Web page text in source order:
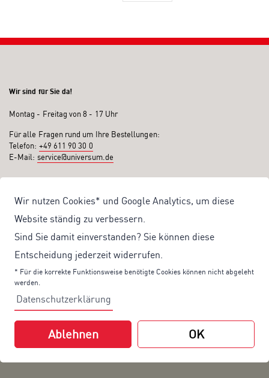
Wir nutzen Cookies* und Google Analytics, um diese
Website ständig zu verbessern.
Sind Sie damit einverstanden? Sie können diese
Entscheidung jederzeit widerrufen.
* Für die korrekte Funktionsweise benötigte Cookies können nicht abgeleht
werden.
Datenschutzerklärung
Ablehnen OK
Wir sind für Sie da!
Montag - Freitag von 8 - 17 Uhr
Für alle Fragen rund um Ihre Bestellungen:
Telefon: +49 611 90 30 0
E-Mail: service@universum.de
Kostenloser Versand ab 50€ Bestellwert
Sicher Einkaufen: Rechnung, PayPal
Produktentwicklung von eigener Fachredaktion
Sonderaktionen & Preisvorteile
Aktuelle News zu unseren Shop-Angeboten
Mit unserem Newsletter UV-Report informieren wir Sie regelmäßig über
aktuelle Angebote und neue Produkte:
geht es zu unserem Newsletter.